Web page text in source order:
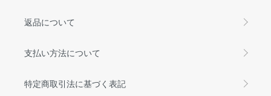
返品について
支払い方法について
特定商取引法に基づく表記